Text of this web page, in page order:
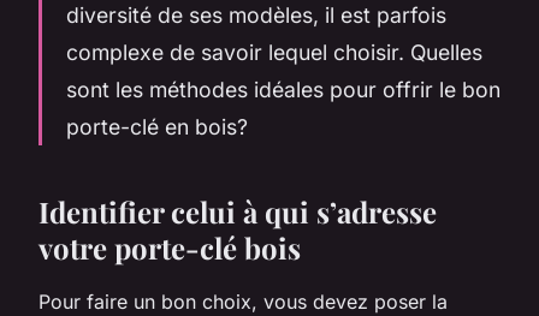
diversité de ses modèles, il est parfois
complexe de savoir lequel choisir. Quelles
sont les méthodes idéales pour offrir le bon
porte-clé en bois?
Identifier celui à qui s’adresse
votre porte-clé bois
Pour faire un bon choix, vous devez poser la